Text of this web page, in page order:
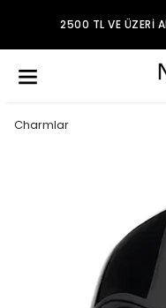
2500 TL VE ÜZERI
Charmlar